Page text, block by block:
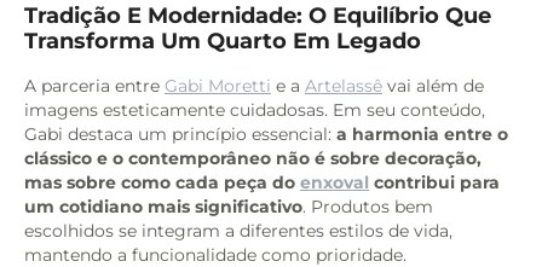
Tradição E Modernidade: O Equilíbrio Que
Transforma Um Quarto Em Legado
A parceria entre Gabi Moretti e a Artelassê vai além de
imagens esteticamente cuidadosas. Em seu conteúdo,
Gabi destaca um princípio essencial: a harmonia entre o
clássico e o contemporâneo não é sobre decoração,
mas sobre como cada peça do enxoval contribui para
um cotidiano mais significativo. Produtos bem
escolhidos se integram a diferentes estilos de vida,
mantendo a funcionalidade como prioridade.